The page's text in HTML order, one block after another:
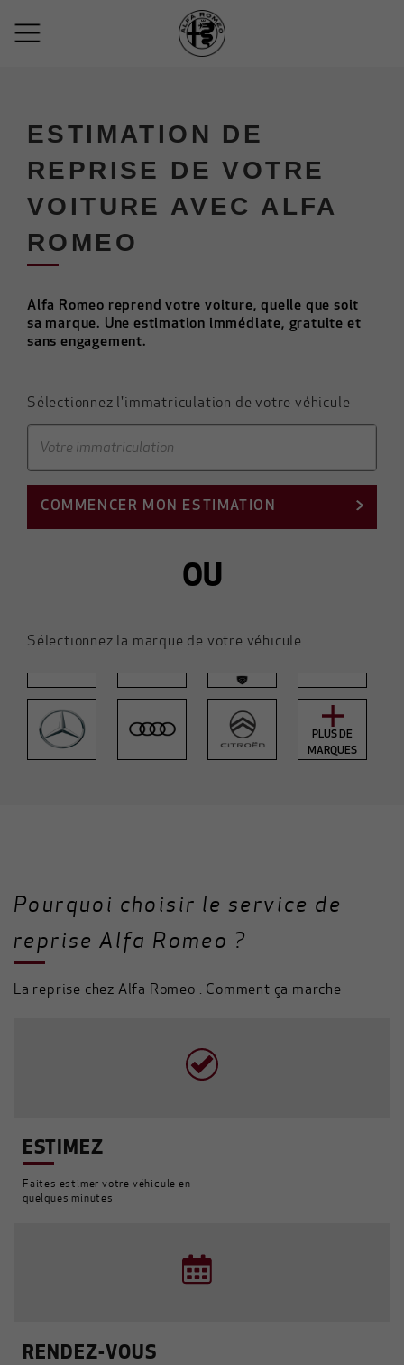
ESTIMATION DE
REPRISE DE VOTRE
VOITURE AVEC ALFA
ROMEO
Alfa Romeo reprend votre voiture, quelle que soit
sa marque. Une estimation immédiate, gratuite et
sans engagement.
Sélectionnez l'immatriculation de votre véhicule
COMMENCER MON ESTIMATION
OU
Sélectionnez la marque de votre véhicule
PLUS DE
MARQUES
Pourquoi choisir le service de
reprise Alfa Romeo ?
La reprise chez Alfa Romeo : Comment ça marche
ESTIMEZ
Faites estimer votre véhicule en
quelques minutes
RENDEZ-VOUS